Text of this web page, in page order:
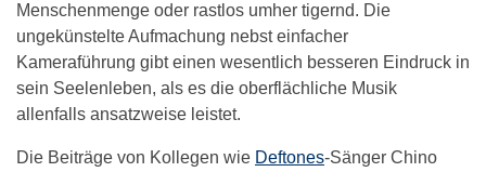
Menschenmenge oder rastlos umher tigernd. Die
ungekünstelte Aufmachung nebst einfacher
Kameraführung gibt einen wesentlich besseren Eindruck in
sein Seelenleben, als es die oberflächliche Musik
allenfalls ansatzweise leistet.
Die Beiträge von Kollegen wie Deftones-Sänger Chino